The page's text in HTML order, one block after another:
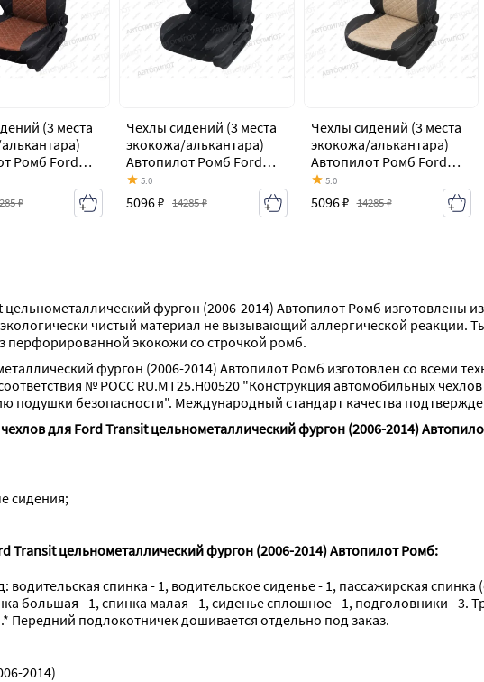
(3 места
Ромб Ford
2014)
₽
Чехлы сидений (3 места
экокожа/алькантара)
Автопилот Ромб Ford
Transit
цельнометаллический
фургон (2006-2014)
5.0
5096 ₽ 14285 ₽
Чехлы сидений (3 места
экокожа/алькантара)
Автопилот Ромб Ford
Transit
цельнометаллический
фургон (2006-2014)
5.0
5096 ₽ 14285 ₽
фургон (2006-2014) Автопилот Ромб изготовлены
чистый материал не вызывающий аллергической реакции.
перфорированной экокожи со строчкой ромб.
фургон (2006-2014) Автопилот Ромб изготовлен со всеми
№ РОСС RU.МТ25.Н00520 "Конструкция автомобильных
подушки безопасности". Международный стандарт качества
для Ford Transit цельнометаллический фургон (2006-2014)
сидения;
Transit цельнометаллический фургон (2006-2014) Автопилот Ромб:
спинка - 1, водительское сиденье - 1, пассажирская
большая - 1, спинка малая - 1, сиденье сплошное - 1, подголовники - 3.
Передний подлокотничек дошивается отдельно под заказ.
2014)